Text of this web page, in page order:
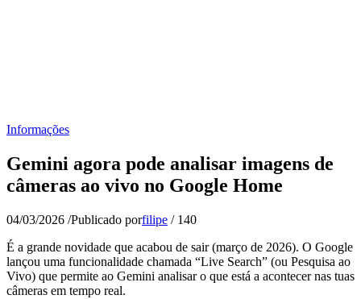
Informações
Gemini agora pode analisar imagens de
câmeras ao vivo no Google Home
04/03/2026 /Publicado porfilipe / 140
É a grande novidade que acabou de sair (março de 2026). O Google
lançou uma funcionalidade chamada “Live Search” (ou Pesquisa ao
Vivo) que permite ao Gemini analisar o que está a acontecer nas tuas
câmeras em tempo real.